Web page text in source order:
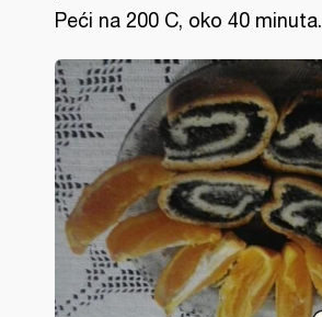
Peći na 200 C, oko 40 minuta.